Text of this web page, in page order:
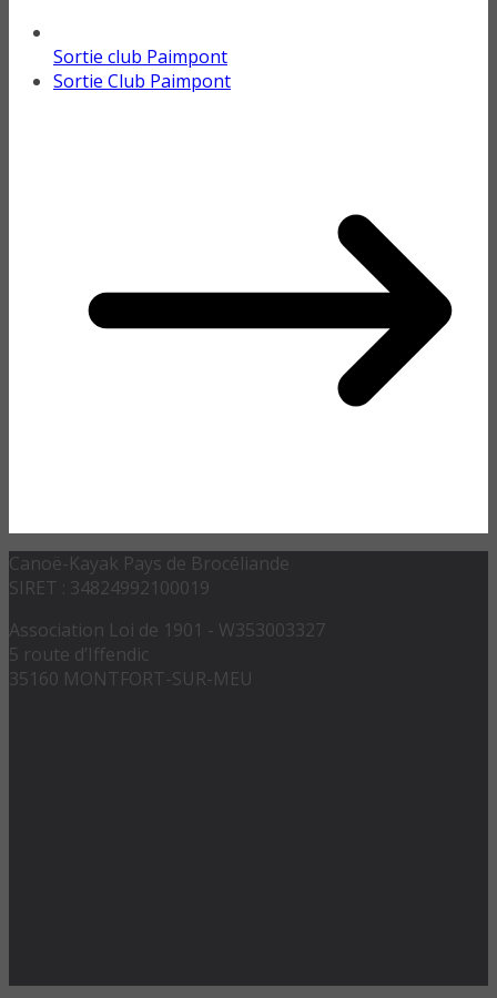
Sortie club Paimpont
Sortie Club Paimpont
Canoë-Kayak Pays de Brocéliande
SIRET : 34824992100019
Association Loi de 1901 - W353003327
5 route d’Iffendic
35160 MONTFORT-SUR-MEU